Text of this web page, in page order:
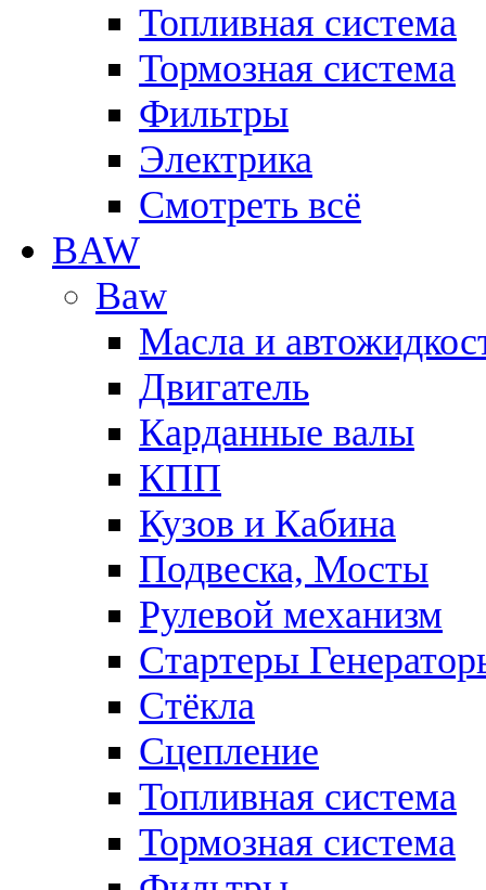
Топливная система
Тормозная система
Фильтры
Электрика
Смотреть всё
BAW
Baw
Масла и
Двигатель
Карданные валы
КПП
Кузов и Кабина
Подвеска, Мосты
Рулевой механизм
Стартеры
Стёкла
Сцепление
Топливная система
Тормозная система